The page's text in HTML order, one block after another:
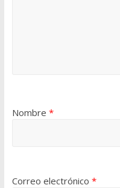
Nombre *
Correo electrónico *